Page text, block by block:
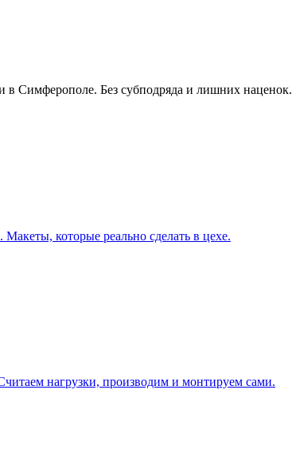
в Симферополе. Без субподряда и лишних наценок.
которые реально сделать в цехе.
нагрузки, производим и монтируем сами.